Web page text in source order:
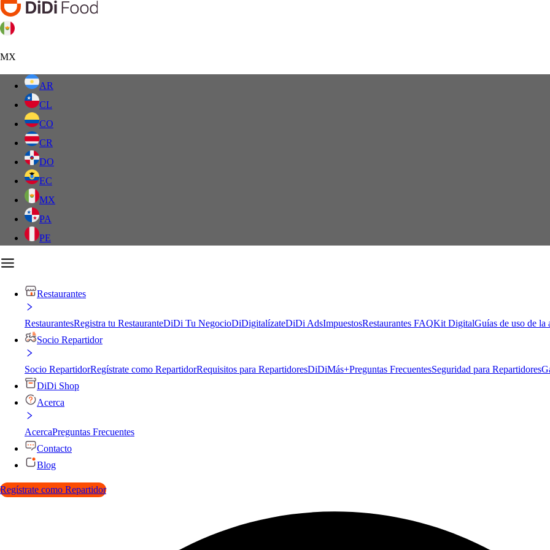
MX
AR
CL
CO
CR
DO
EC
MX
PA
PE
Restaurantes
RestaurantesRegistra tu RestauranteDiDi Tu NegocioDiDigitalízateDiDi AdsImpuestosRestaurantes FAQKit DigitalGuías de uso de la
Socio Repartidor
Socio RepartidorRegístrate como RepartidorRequisitos para RepartidoresDiDiMás+Preguntas FrecuentesSeguridad para Repartidores
DiDi Shop
Acerca
AcercaPreguntas Frecuentes
Contacto
Blog
Regístrate como Repartidor